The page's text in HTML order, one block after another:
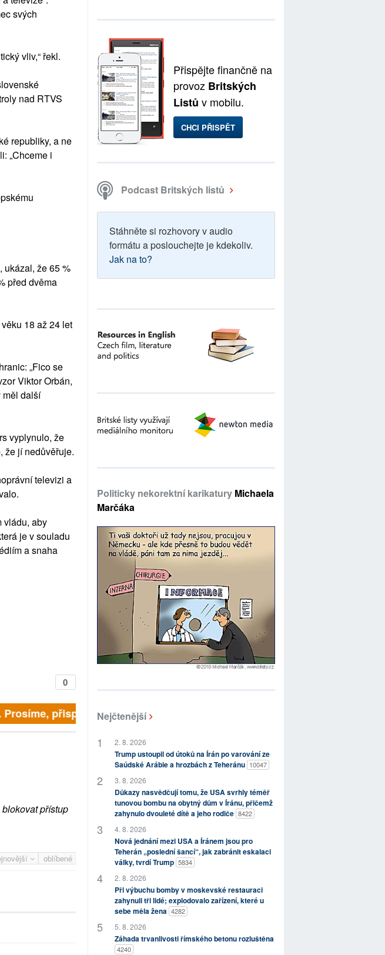
svých
vliv,“ řekl.
nad RTVS
republiky, a ne
„Chceme i
ukázal, že 65 %
před dvěma
18 až 24 let
„Fico se
Viktor Orbán,
měl další
vyplynulo, že
že jí nedůvěřuje.
televizi a
vládu, aby
je v souladu
a snaha
0
Prosíme, přispějte. ➥
přístup
oblíbené
Přispějte finančně na
provoz Britských
Listů v mobilu.
CHCI PŘISPĚT
Podcast Britských listů
Stáhněte si rozhovory v audio
formátu a poslouchejte je kdekoliv.
Jak na to?
Politicky nekorektní karikatury Michaela
Marčáka
Nejčtenější
2. 8. 2026
Trump ustoupil od útoků na Írán po varování ze
Saúdské Arábie a hrozbách z Teheránu 10047
3. 8. 2026
Důkazy nasvědčují tomu, že USA svrhly téměř
tunovou bombu na obytný dům v Íránu, přičemž
zahynulo dvouleté dítě a jeho rodiče 8422
4. 8. 2026
Nová jednání mezi USA a Íránem jsou pro
Teherán „poslední šancí“, jak zabránit eskalaci
války, tvrdí Trump 5834
2. 8. 2026
Při výbuchu bomby v moskevské restauraci
zahynuli tři lidé; explodovalo zařízení, které u
sebe měla žena 4282
5. 8. 2026
Záhada trvanlivosti římského betonu rozluštěna
4240